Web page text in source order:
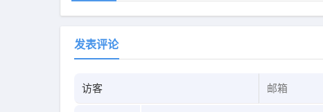
发表评论